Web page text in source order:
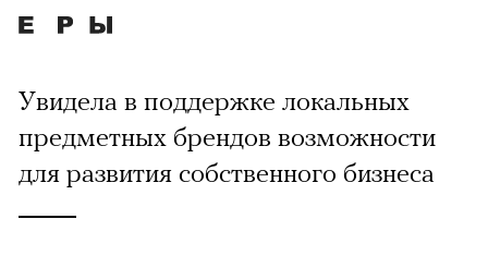
Увидела в поддержке локальных
предметных брендов возможности
для развития собственного бизнеса